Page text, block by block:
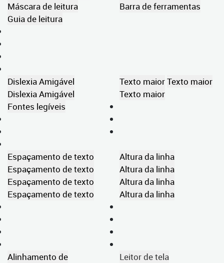
Máscara de leitura
Guia de leitura
Barra de ferramentas
Dislexia Amigável
Dislexia Amigável
Fontes legíveis
Texto maiorTexto maior
Texto maior
Espaçamento de texto
Espaçamento de texto
Espaçamento de texto
Espaçamento de texto
Altura da linha
Altura da linha
Altura da linha
Altura da linha
Alinhamento de
Leitor de tela